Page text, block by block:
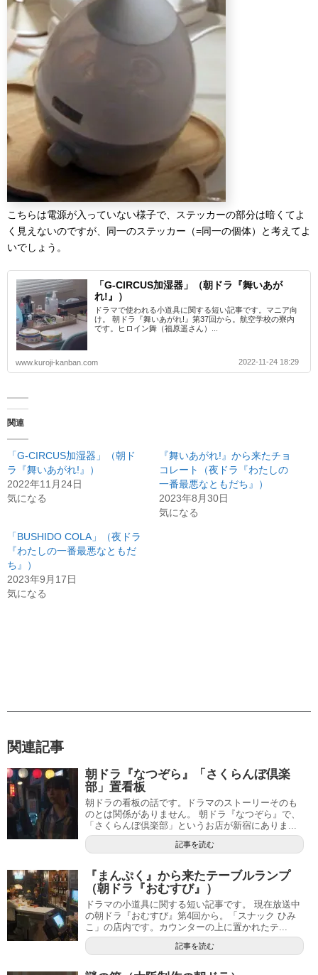
こちらは電源が入っていない様子で、ステッカーの部分は暗くてよ
く見えないのですが、同一のステッカー（=同一の個体）と考えてよ
いでしょう。
「G-CIRCUS加湿器」（朝ドラ『舞いあが
れ!』）
ドラマで使われる小道具に関する短い記事です。マニア向
け。 朝ドラ『舞いあがれ!』第37回から。航空学校の寮内
です。ヒロイン舞（福原遥さん）...
www.kuroji-kanban.com 2022-11-24 18:29
関連
「G-CIRCUS加湿器」（朝ド
ラ『舞いあがれ!』）
2022年11月24日
気になる
『舞いあがれ!』から来たチョ
コレート（夜ドラ『わたしの
一番最悪なともだち』）
2023年8月30日
気になる
「BUSHIDO COLA」（夜ドラ
『わたしの一番最悪なともだ
ち』）
2023年9月17日
気になる
関連記事
朝ドラ『なつぞら』「さくらんぼ倶楽
部」置看板
朝ドラの看板の話です。ドラマのストーリーそのも
のとは関係がありません。 朝ドラ『なつぞら』で、
「さくらんぼ倶楽部」というお店が新宿にありま...
記事を読む
『まんぷく』から来たテーブルランプ
（朝ドラ『おむすび』）
ドラマの小道具に関する短い記事です。 現在放送中
の朝ドラ『おむすび』第4回から。「スナック ひみ
こ」の店内です。カウンターの上に置かれたテ...
記事を読む